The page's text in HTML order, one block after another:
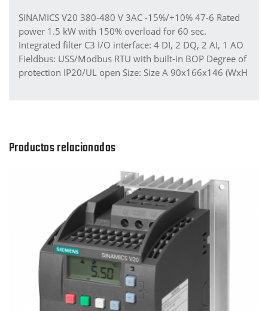
SINAMICS V20 380-480 V 3AC -15%/+10% 47-6 Rated
power 1.5 kW with 150% overload for 60 sec.
Integrated filter C3 I/O interface: 4 DI, 2 DQ, 2 AI, 1 AO
Fieldbus: USS/Modbus RTU with built-in BOP Degree of
protection IP20/UL open Size: Size A 90x166x146 (WxH
Productos relacionados